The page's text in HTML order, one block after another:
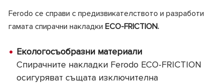
Ferodo се справи с предизвикателството и разработи
гамата спирачни накладки ECO-FRICTION.
Екологосъобразни материали
Спирачните накладки Ferodo ECO-FRICTION
осигуряват същата изключителна